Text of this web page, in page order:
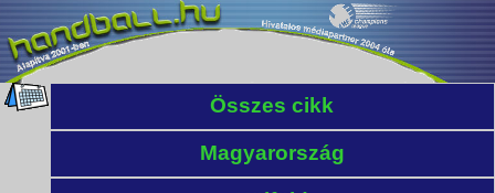
Összes cikk
Magyarország